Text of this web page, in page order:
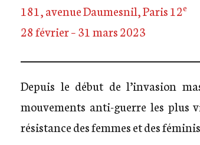
181, avenue Daumesnil, Paris 12e
28 février – 31 mars 2023
Depuis le début de l’invasion
mouvements anti-guerre les plus
résistance des femmes et des